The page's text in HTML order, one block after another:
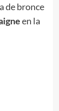
de bronce
en la